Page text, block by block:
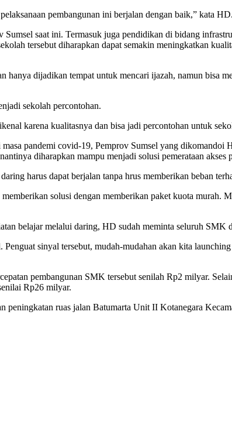
pembangunan ini berjalan dengan baik,” kata HD.
saat ini. Termasuk juga pendidikan di bidang
tersebut diharapkan dapat semakin meningkatkan
dijadikan tempat untuk mencari ijazah, namun bisa
sekolah percontohan.
karena kualitasnya dan bisa jadi percontohan untuk
pandemi covid-19, Pemprov Sumsel yang dikomandoi
diharapkan mampu menjadi solusi pemerataan
harus dapat berjalan tanpa hrus memberikan beban
solusi dengan memberikan paket kuota murah.
belajar melalui daring, HD sudah meminta seluruh SMK
sinyal tersebut, mudah-mudahan akan kita
pembangunan SMK tersebut senilah Rp2 milyar.
Rp26 milyar.
ruas jalan Batumarta Unit II Kotanegara